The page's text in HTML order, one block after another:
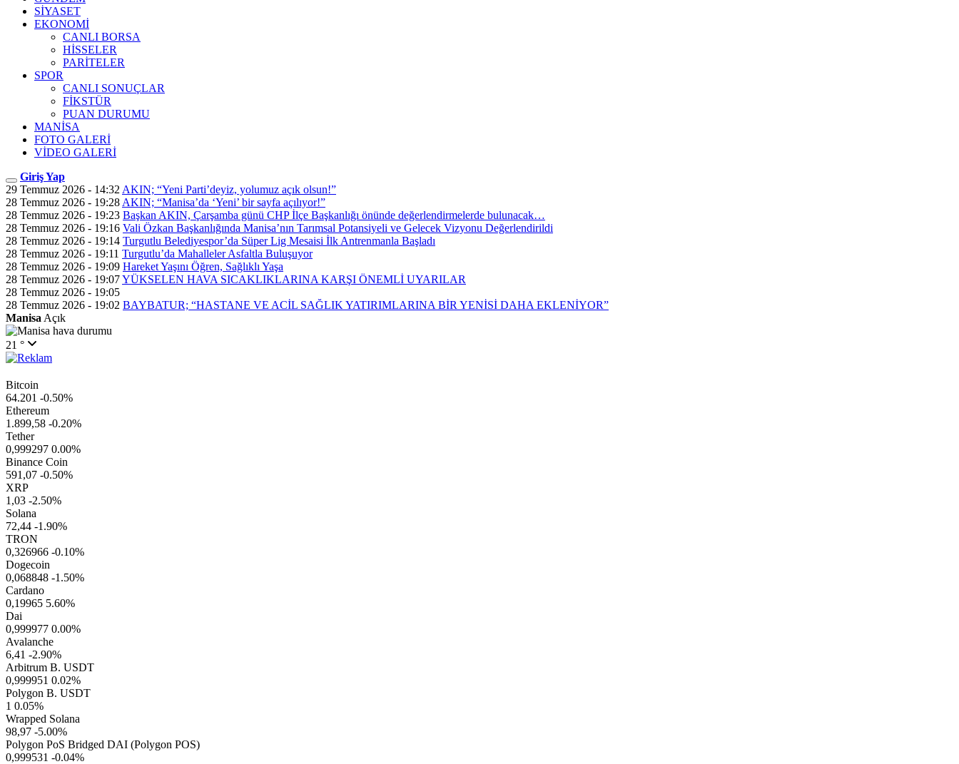
SİYASET
EKONOMİ
CANLI BORSA
HİSSELER
PARİTELER
SPOR
CANLI SONUÇLAR
FİKSTÜR
PUAN DURUMU
MANİSA
FOTO GALERİ
VİDEO GALERİ
Giriş Yap
29 Temmuz 2026 - 14:32 AKIN; “Yeni Parti’deyiz, yolumuz açık olsun!”
28 Temmuz 2026 - 19:28 AKIN; “Manisa’da ‘Yeni’ bir sayfa açılıyor!”
28 Temmuz 2026 - 19:23 Başkan AKIN, Çarşamba günü CHP İlçe Başkanlığı önünde değerlendirmelerde bulunacak…
28 Temmuz 2026 - 19:16 Vali Özkan Başkanlığında Manisa’nın Tarımsal Potansiyeli ve Gelecek Vizyonu Değerlendirildi
28 Temmuz 2026 - 19:14 Turgutlu Belediyespor’da Süper Lig Mesaisi İlk Antrenmanla Başladı
28 Temmuz 2026 - 19:11 Turgutlu’da Mahalleler Asfaltla Buluşuyor
28 Temmuz 2026 - 19:09 Hareket Yaşını Öğren, Sağlıklı Yaşa
28 Temmuz 2026 - 19:07YÜKSELEN HAVA SICAKLIKLARINA KARŞI ÖNEMLİ UYARILAR
28 Temmuz 2026 - 19:05
28 Temmuz 2026 - 19:02 BAYBATUR; “HASTANE VE ACİL SAĞLIK YATIRIMLARINA BİR YENİSİ DAHA EKLENİYOR”
Manisa Açık
21 °
Bitcoin
64.201 -0.50%
Ethereum
1.899,58 -0.20%
Tether
0,999297 0.00%
Binance Coin
591,07 -0.50%
XRP
1,03 -2.50%
Solana
72,44 -1.90%
TRON
0,326966 -0.10%
Dogecoin
0,068848 -1.50%
Cardano
0,19965 5.60%
Dai
0,999977 0.00%
Avalanche
6,41 -2.90%
Arbitrum B. USDT
0,999951 0.02%
Polygon B. USDT
1 0.05%
Wrapped Solana
98,97 -5.00%
Polygon PoS Bridged DAI (Polygon POS)
0,999531 -0.04%